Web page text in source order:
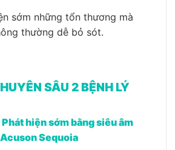
sớm những tổn thương mà
thường dễ bỏ sót.
SÂU 2 BỆNH LÝ
Phát hiện sớm bằng siêu âm
Sequoia